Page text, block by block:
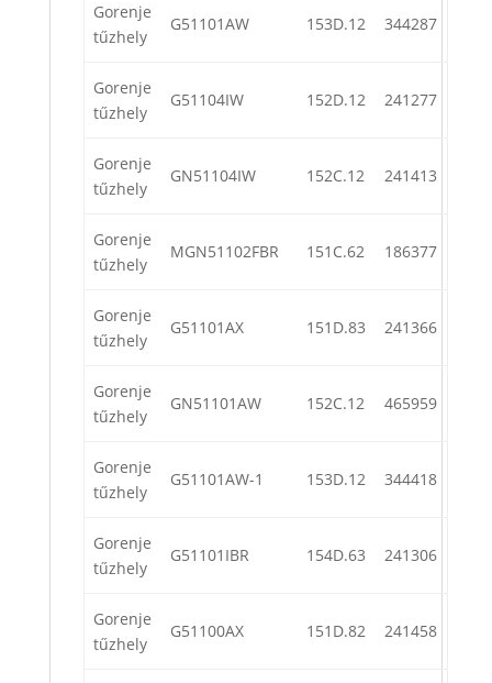
Gorenje
tűzhely
G51101AW 153D.12 344287
Gorenje
tűzhely
G51104IW 152D.12 241277
Gorenje
tűzhely
GN51104IW 152C.12 241413
Gorenje
tűzhely
MGN51102FBR 151C.62 186377
Gorenje
tűzhely
G51101AX 151D.83 241366
Gorenje
tűzhely
GN51101AW 152C.12 465959
Gorenje
tűzhely
G51101AW-1 153D.12 344418
Gorenje
tűzhely
G51101IBR 154D.63 241306
Gorenje
tűzhely
G51100AX 151D.82 241458